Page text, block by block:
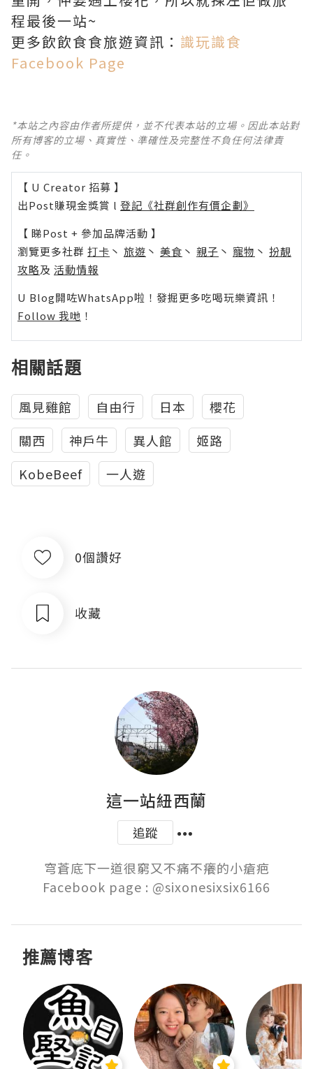
程最後一站~
更多飲飲食食旅遊資訊： 識玩識食
Facebook Page
*本站之內容由作者所提供，並不代表本站的立場。因此本站對
所有博客的立場、真實性、準確性及完整性不負任何法律責
任。
【 U Creator 招募 】
出Post賺現金獎賞 l 登記《社群創作有價企劃》
【 睇Post + 參加品牌活動 】
瀏覽更多社群 打卡 丶 旅遊 丶 美食 丶 親子 丶 寵物 丶 扮靚
攻略及 活動情報
U Blog開咗WhatsApp啦！發掘更多吃喝玩樂資訊！
Follow 我哋 ！
相關話題
風見雞館 自由行 日本
櫻花
關西
神戶牛 異人館
姬路
KobeBeef
一人遊
0個讚好
收藏
這一站紐西蘭
追蹤
穹蒼底下一道很窮又不痛不癢的小瘡疤
Facebook page : @sixonesixsix6166
推薦博客